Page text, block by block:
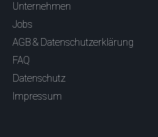
Unternehmen
Jobs
AGB & Datenschutzerklärung
FAQ
Datenschutz
Impressum